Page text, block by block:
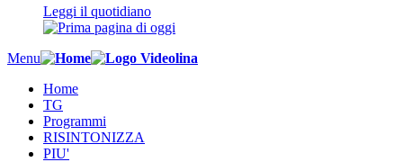
Leggi il quotidiano
Menu
Home
TG
Programmi
RISINTONIZZA
PIU'